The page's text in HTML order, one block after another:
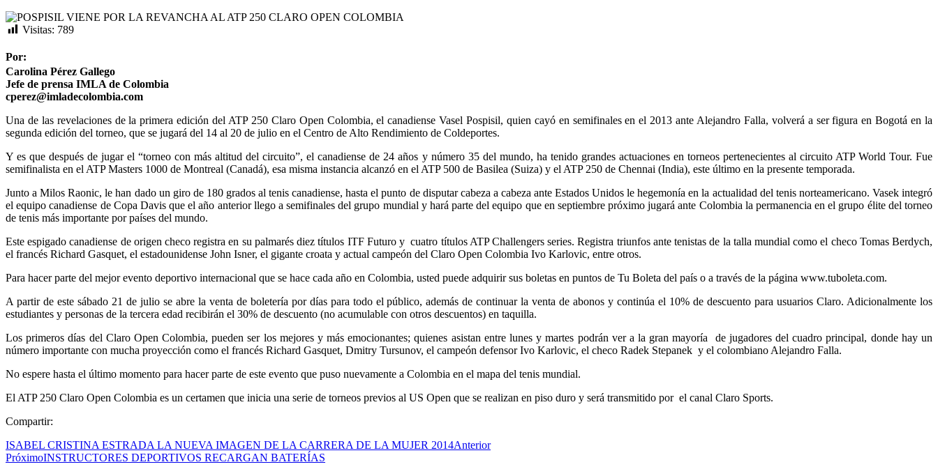
Visitas: 789
Por:
Carolina Pérez Gallego
Jefe de prensa IMLA de Colombia
cperez@imladecolombia.com
Una de las revelaciones de la primera edición del ATP 250 Claro Open Colombia, el canadiense Vasel Pospisil, quien cayó en semifinales en el 2013 ante Alejandro Falla, volverá a ser figura en Bogotá en la
segunda edición del torneo, que se jugará del 14 al 20 de julio en el Centro de Alto Rendimiento de Coldeportes.
Y es que después de jugar el “torneo con más altitud del circuito”, el canadiense de 24 años y número 35 del mundo, ha tenido grandes actuaciones en torneos pertenecientes al circuito ATP World Tour. Fue
semifinalista en el ATP Masters 1000 de Montreal (Canadá), esa misma instancia alcanzó en el ATP 500 de Basilea (Suiza) y el ATP 250 de Chennai (India), este último en la presente temporada.
Junto a Milos Raonic, le han dado un giro de 180 grados al tenis canadiense, hasta el punto de disputar cabeza a cabeza ante Estados Unidos le hegemonía en la actualidad del tenis norteamericano. Vasek integró
el equipo canadiense de Copa Davis que el año anterior llego a semifinales del grupo mundial y hará parte del equipo que en septiembre próximo jugará ante Colombia la permanencia en el grupo élite del torneo
de tenis más importante por países del mundo.
Este espigado canadiense de origen checo registra en su palmarés diez títulos ITF Futuro y cuatro títulos ATP Challengers series. Registra triunfos ante tenistas de la talla mundial como el checo Tomas Berdych,
el francés Richard Gasquet, el estadounidense John Isner, el gigante croata y actual campeón del Claro Open Colombia Ivo Karlovic, entre otros.
Para hacer parte del mejor evento deportivo internacional que se hace cada año en Colombia, usted puede adquirir sus boletas en puntos de Tu Boleta del país o a través de la página www.tuboleta.com.
A partir de este sábado 21 de julio se abre la venta de boletería por días para todo el público, además de continuar la venta de abonos y continúa el 10% de descuento para usuarios Claro. Adicionalmente los
estudiantes y personas de la tercera edad recibirán el 30% de descuento (no acumulable con otros descuentos) en taquilla.
Los primeros días del Claro Open Colombia, pueden ser los mejores y más emocionantes; quienes asistan entre lunes y martes podrán ver a la gran mayoría de jugadores del cuadro principal, donde hay un
número importante con mucha proyección como el francés Richard Gasquet, Dmitry Tursunov, el campeón defensor Ivo Karlovic, el checo Radek Stepanek y el colombiano Alejandro Falla.
No espere hasta el último momento para hacer parte de este evento que puso nuevamente a Colombia en el mapa del tenis mundial.
El ATP 250 Claro Open Colombia es un certamen que inicia una serie de torneos previos al US Open que se realizan en piso duro y será transmitido por el canal Claro Sports.
Compartir:
ISABEL CRISTINA ESTRADA LA NUEVA IMAGEN DE LA CARRERA DE LA MUJER 2014Anterior
PróximoINSTRUCTORES DEPORTIVOS RECARGAN BATERÍAS